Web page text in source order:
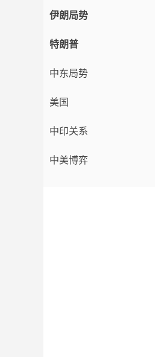
伊朗局势
特朗普
中东局势
美国
中印关系
中美博弈